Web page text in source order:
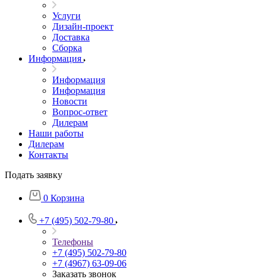
Услуги
Дизайн-проект
Доставка
Сборка
Информация
Информация
Информация
Новости
Вопрос-ответ
Дилерам
Наши работы
Дилерам
Контакты
Подать заявку
0 Корзина
+7 (495) 502-79-80
Телефоны
+7 (495) 502-79-80
+7 (4967) 63-09-06
Заказать звонок